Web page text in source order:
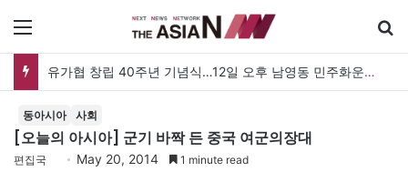
유가협 창립 40주년 기념식…12일 오후 남영동 민주화운동기념관
동아시아 사회
[오늘의 아시아] 군기 바짝 든 중국 여군의장대
편집국 May 20, 2014 1 minute read